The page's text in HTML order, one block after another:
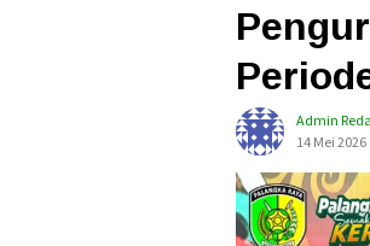
Admin
14 Mei 2026